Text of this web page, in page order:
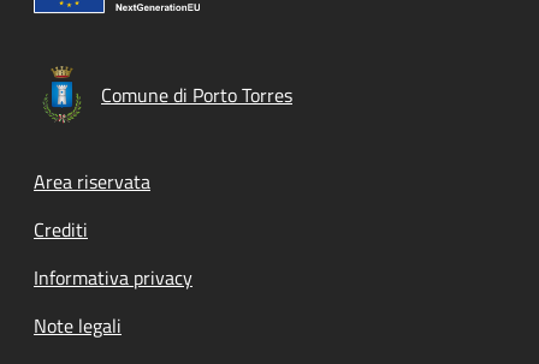
Comune di Porto Torres
Footer menu
Area riservata
Crediti
Informativa privacy
Note legali